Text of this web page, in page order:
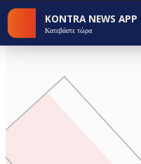
KONTRA NEWS APP
Κατεβάστε τώρα